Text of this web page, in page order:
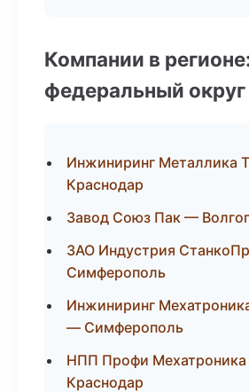
Компании в
федеральный округ
Инжиниринг Металлика
Краснодар
Завод Союз Пак —
ЗАО Индустрия
Симферополь
Инжиниринг
— Симферополь
НПП Профи
Краснодар